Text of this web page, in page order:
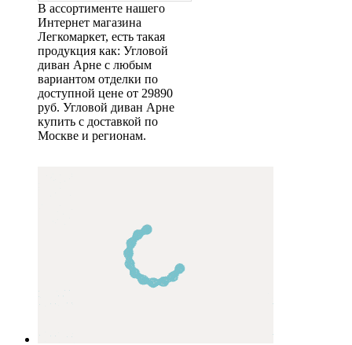
В ассортименте нашего
Интернет магазина
Легкомаркет, есть такая
продукция как: Угловой
диван Арне с любым
вариантом отделки по
доступной цене от 29890
руб. Угловой диван Арне
купить с доставкой по
Москве и регионам.